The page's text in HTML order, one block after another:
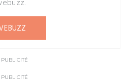
PUBLICITÉ
PUBLICITÉ